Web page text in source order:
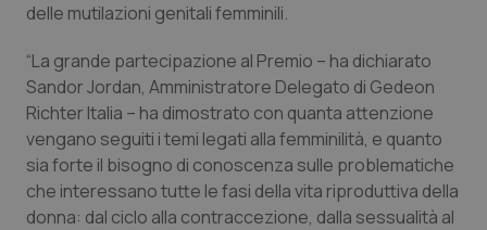
Quotidiano Cardiologia
Quotidiano Chirurgia
Quotidiano Oncologia
delle mutilazioni genitali femminili.
“La grande partecipazione al Premio – ha dichiarato
Sandor Jordan, Amministratore Delegato di Gedeon
Richter Italia – ha dimostrato con quanta attenzione
vengano seguiti i temi legati alla femminilità, e quanto
sia forte il bisogno di conoscenza sulle problematiche
che interessano tutte le fasi della vita riproduttiva della
donna: dal ciclo alla contraccezione, dalla sessualità al